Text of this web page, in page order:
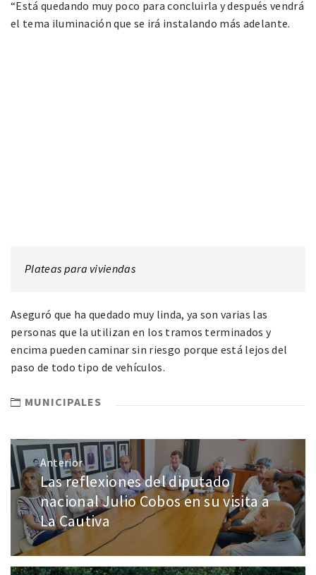
“Está quedando muy poco para concluirla y después vendrá
el tema iluminación que se irá instalando más adelante.
Plateas para viviendas
Aseguró que ha quedado muy linda, ya son varias las
personas que la utilizan en los tramos terminados y
encima pueden caminar sin riesgo porque está lejos del
paso de todo tipo de vehículos.
MUNICIPALES
Anterior
Las reflexiones del diputado
nacional Julio Cobos en su visita a
La Cautiva